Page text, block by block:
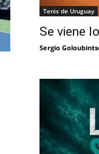
Tenis de Uruguay
Se viene
Sergio